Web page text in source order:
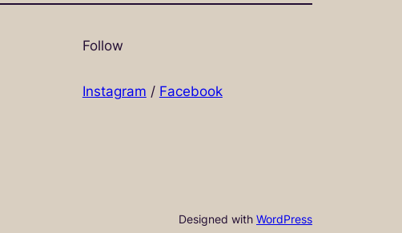
Follow
Instagram / Facebook
Designed with WordPress